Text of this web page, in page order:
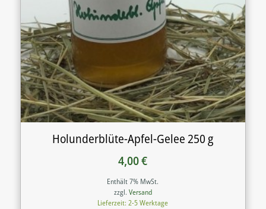
Holunderblüte-Apfel-Gelee 250 g
4,00€
Enthält 7% MwSt.
zzgl. Versand
Lieferzeit: 2-5 Werktage